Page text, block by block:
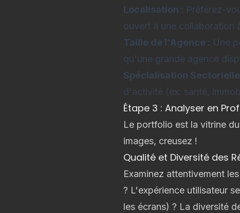
Localisation : Préférez-
ouvert à une collaboration
Taille de l'Agence : Une
qu'une grande agence
Spécialisation
d'activité (ex: santé,
Étape 3 : Analyser en
Le portfolio est la vitrine
images, creusez !
Qualité et Diversité des
Examinez attentivement
? L'expérience utilisateur
les écrans) ? La diversité